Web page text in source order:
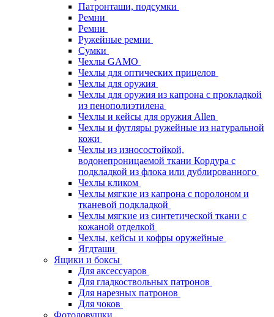
Патронташи, подсумки
Ремни
Ремни
Ружейные ремни
Сумки
Чехлы GAMO
Чехлы для оптических прицелов
Чехлы для оружия
Чехлы для оружия из капрона с прокладкой
из пенополиэтилена
Чехлы и кейсы для оружия Allen
Чехлы и футляры ружейные из натуральной
кожи
Чехлы из износостойкой,
водонепроницаемой ткани Кордура с
подкладкой из флока или дублированного
Чехлы кликом
Чехлы мягкие из капрона с поролоном и
тканевой подкладкой
Чехлы мягкие из синтетической ткани с
кожаной отделкой
Чехлы, кейсы и кофры оружейные
Ягдташи
Ящики и боксы
Для аксессуаров
Для гладкоствольных патронов
Для нарезных патронов
Для чоков
Фотоловушки